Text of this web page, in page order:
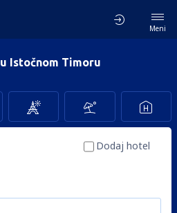
Meni
u Istočnom Timoru
Dodaj hotel